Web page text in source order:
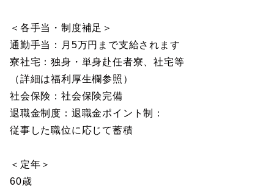
＜各手当・制度補足＞
通勤手当：月5万円まで支給されます
寮社宅：独身・単身赴任者寮、社宅等
（詳細は福利厚生欄参照）
社会保険：社会保険完備
退職金制度：退職金ポイント制：
従事した職位に応じて蓄積
＜定年＞
60歳